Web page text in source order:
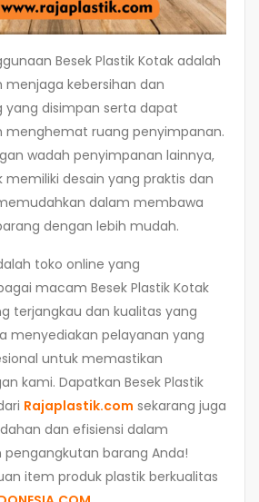
Besek Plastik Kotak adalah
kebersihan dan
yang disimpan serta dapat
ruang penyimpanan.
wadah penyimpanan lainnya,
memiliki desain yang praktis dan
dalam membawa
dengan lebih mudah.
toko online yang
macam Besek Plastik Kotak
terjangkau dan kualitas yang
menyediakan pelayanan yang
untuk memastikan
kami. Dapatkan Besek Plastik
Rajaplastik.com sekarang juga
dan efisiensi dalam
barang Anda!
item produk plastik berkualitas